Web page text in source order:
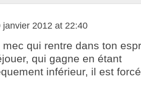
janvier 2012 at 22:40
mec qui rentre dans ton
qui gagne en étant
inférieur, il est